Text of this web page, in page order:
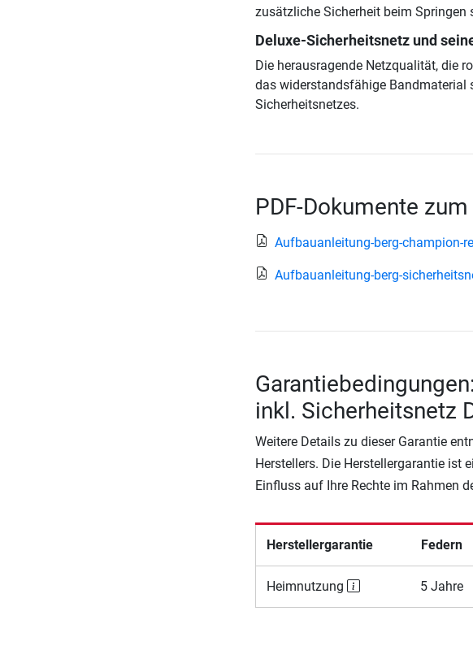
zusätzliche Sicherheit beim Springen
Deluxe-Sicherheitsnetz und
Die herausragende Netzqualität, die
das widerstandsfähige Bandmaterial
Sicherheitsnetzes.
PDF-Dokumente
Aufbauanleitung-berg-champion-
Aufbauanleitung-berg-
inkl. Sicherheitsnetz
Weitere Details zu dieser Garantie
Herstellers. Die Herstellergarantie ist
Einfluss auf Ihre Rechte im Rahmen
Herstellergarantie Federn
Heimnutzung 5 Jahre